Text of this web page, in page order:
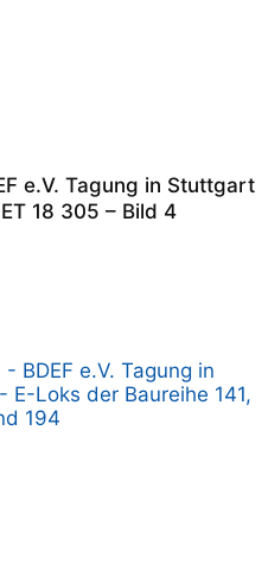
e.V. Tagung in Stuttgart
18 305 – Bild 4